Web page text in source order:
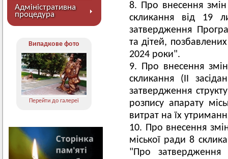
Адміністративна
процедура
Випадкове фото
Перейти до галереї
Про внесення
скликання від 19
затвердження
та дітей,
2024 роки".
Про внесення
скликання (ІІ
затвердження
розпису апарату
витрат на їх
Про внесення
міської ради 8
"Про затвердження